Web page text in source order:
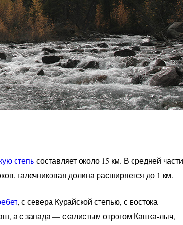
степьсоставляет около 15 км. В средней части
галечниковая долина расширяется до 1 км.
, с севера Курайской степью, с востока
а с запада — скалистым отрогом Кашка-лыч,